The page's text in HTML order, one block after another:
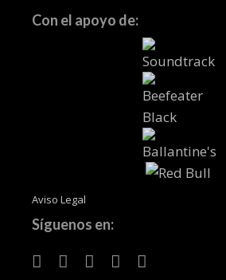
Con el apoyo de:
Aviso Legal
Síguenos en: